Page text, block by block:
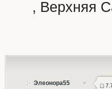
, Верхняя
Элеонора55